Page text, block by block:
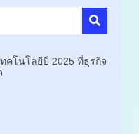
คโนโลยีปี 2025 ที่ธุรกิจ